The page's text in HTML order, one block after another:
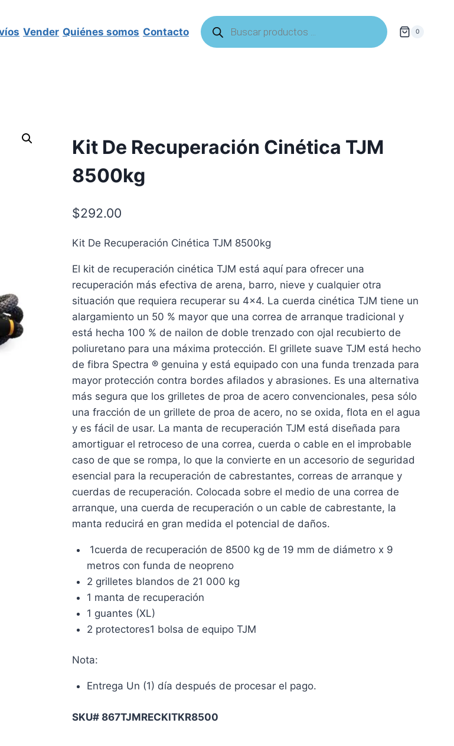
Vender Quiénes somos Contacto
Búsqueda
de
productos
0
Kit De Recuperación Cinética TJM
8500kg
$292.00
Kit De Recuperación Cinética TJM 8500kg
El kit de recuperación cinética TJM está aquí para ofrecer una
recuperación más efectiva de arena, barro, nieve y cualquier otra
situación que requiera recuperar su 4×4. La cuerda cinética TJM tiene un
alargamiento un 50 % mayor que una correa de arranque tradicional y
está hecha 100 % de nailon de doble trenzado con ojal recubierto de
poliuretano para una máxima protección. El grillete suave TJM está hecho
de fibra Spectra ® genuina y está equipado con una funda trenzada para
mayor protección contra bordes afilados y abrasiones. Es una alternativa
más segura que los grilletes de proa de acero convencionales, pesa sólo
una fracción de un grillete de proa de acero, no se oxida, flota en el agua
y es fácil de usar. La manta de recuperación TJM está diseñada para
amortiguar el retroceso de una correa, cuerda o cable en el improbable
caso de que se rompa, lo que la convierte en un accesorio de seguridad
esencial para la recuperación de cabrestantes, correas de arranque y
cuerdas de recuperación. Colocada sobre el medio de una correa de
arranque, una cuerda de recuperación o un cable de cabrestante, la
manta reducirá en gran medida el potencial de daños.
1cuerda de recuperación de 8500 kg de 19 mm de diámetro x 9
metros con funda de neopreno
2 grilletes blandos de 21 000 kg
1 manta de recuperación
1 guantes (XL)
2 protectores1 bolsa de equipo TJM
Nota:
Entrega Un (1) día después de procesar el pago.
SKU# 867TJMRECKITKR8500